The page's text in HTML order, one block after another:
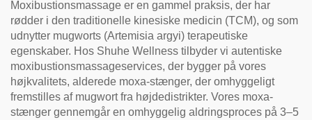
Moxibustionsmassage er en gammel praksis, der har
rødder i den traditionelle kinesiske medicin (TCM), og som
udnytter mugworts (Artemisia argyi) terapeutiske
egenskaber. Hos Shuhe Wellness tilbyder vi autentiske
moxibustionsmassageservices, der bygger på vores
højkvalitets, alderede moxa-stænger, der omhyggeligt
fremstilles af mugwort fra højdedistrikter. Vores moxa-
stænger gennemgår en omhyggelig aldringsproces på 3–5